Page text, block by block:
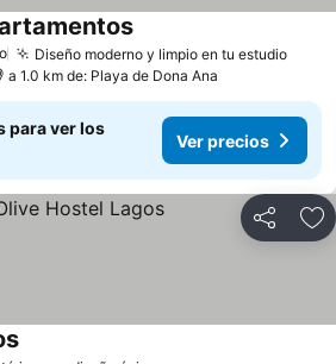
Diseño moderno y limpio en tu estudio
a 1.0 km de: Playa de Dona Ana
para ver los
Ver precios
Compartir